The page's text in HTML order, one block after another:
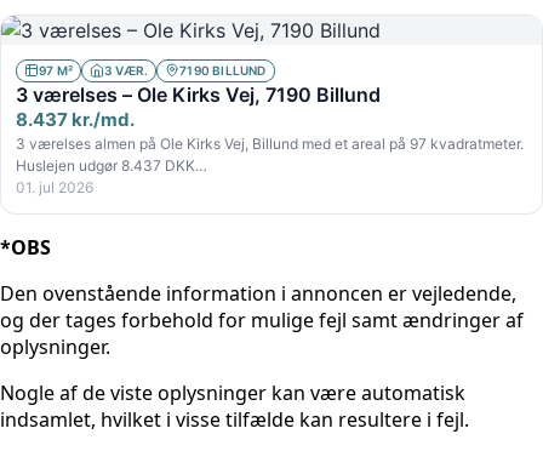
97 M² 3 VÆR. 7190 BILLUND
3 værelses – Ole Kirks Vej, 7190 Billund
8.437 kr./md.
3 værelses almen på Ole Kirks Vej, Billund med et areal på 97 kvadratmeter.
Huslejen udgør 8.437 DKK…
01. jul 2026
*OBS
Den ovenstående information i annoncen er vejledende,
og der tages forbehold for mulige fejl samt ændringer af
oplysninger.
Nogle af de viste oplysninger kan være automatisk
indsamlet, hvilket i visse tilfælde kan resultere i fejl.